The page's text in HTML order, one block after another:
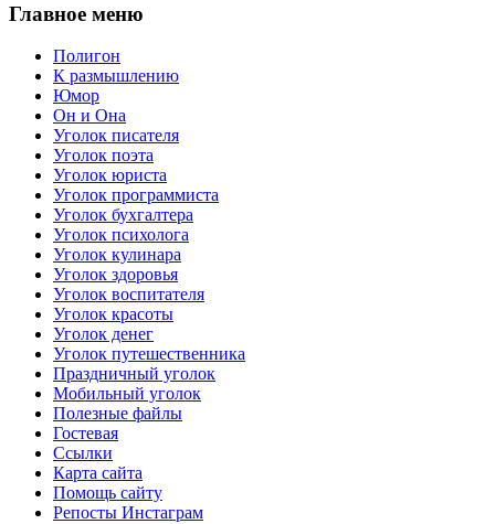
Главное меню
Полигон
К размышлению
Юмор
Он и Она
Уголок писателя
Уголок поэта
Уголок юриста
Уголок программиста
Уголок бухгалтера
Уголок психолога
Уголок кулинара
Уголок здоровья
Уголок воспитателя
Уголок красоты
Уголок денег
Уголок путешественника
Праздничный уголок
Мобильный уголок
Полезные файлы
Гостевая
Ссылки
Карта сайта
Помощь сайту
Репосты Инстаграм